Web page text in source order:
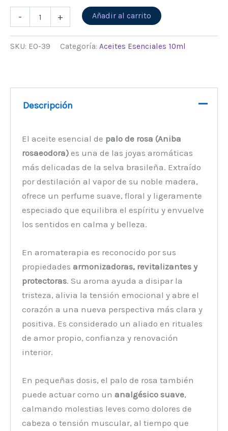
- + Añadir al carrito
SKU: EO-39 Categoría: Aceites Esenciales 10ml
Descripción
El aceite esencial de palo de rosa (Aniba
rosaeodora) es una de las joyas aromáticas
más delicadas de la selva brasileña. Extraído
por destilación al vapor de su noble madera,
ofrece un perfume suave, floral y ligeramente
especiado que equilibra el espíritu y envuelve
los sentidos en calma y belleza.
En aromaterapia es reconocido por sus
propiedadesarmonizadoras, revitalizantes y
protectoras. Su aroma ayuda a disipar la
tristeza, alivia la tensión emocional y abre el
corazón a una nueva perspectiva más clara y
positiva. Es considerado un aliado en rituales
de amor propio, confianza y renovación
interior.
En pequeñas dosis, el palo de rosa también
puede actuar como unanalgésico suave,
calmando molestias leves como dolores de
cabeza o tensión muscular, al tiempo que